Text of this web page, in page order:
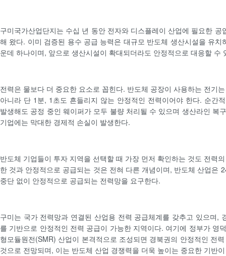
구미국가산업단지는 수십 년 동안 전자와 디스플레이 산업에 필요한 공
해 왔다. 이미 검증된 용수 공급 능력은 대규모 반도체 생산시설을 유치
운데 하나이며, 앞으로 생산시설이 확대되더라도 안정적으로 대응할 수
전력은 물보다 더 중요한 요소로 꼽힌다. 반도체 공장이 사용하는 전기
아니라 단 1분, 1초도 흔들리지 않는 안정적인 전력이어야 한다. 순간
발생해도 공정 중인 웨이퍼가 모두 불량 처리될 수 있으며 생산라인 복
기업에는 막대한 경제적 손실이 발생한다.
반도체 기업들이 투자 지역을 선택할 때 가장 먼저 확인하는 것도 전력
한 것과 안정적으로 공급되는 것은 전혀 다른 개념이며, 반도체 산업은
중단 없이 안정적으로 공급되는 전력망을 요구한다.
구미는 국가 전력망과 연결된 산업용 전력 공급체계를 갖추고 있으며,
를 기반으로 안정적인 전력 공급이 가능한 지역이다. 여기에 정부가 영
형모듈원전(SMR) 산업이 본격적으로 조성되면 경북권의 안정적인 전
것으로 전망되며, 이는 반도체 산업 경쟁력을 더욱 높이는 중요한 기반